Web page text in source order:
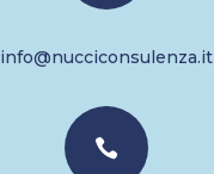
info@nucciconsulenza.it
